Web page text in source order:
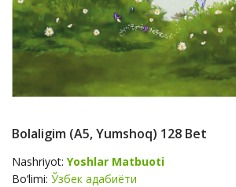
Bolaligim (А5, Yumshoq) 128 Bet
Nashriyot: Yoshlar Matbuoti
Bo‘limi: Ўзбек адабиёти